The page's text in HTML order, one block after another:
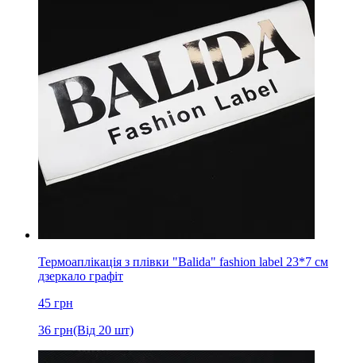
Термоаплікація з плівки "Balida" fashion label 23*7 см
дзеркало графіт
45 грн
36 грн(Від 20 шт)